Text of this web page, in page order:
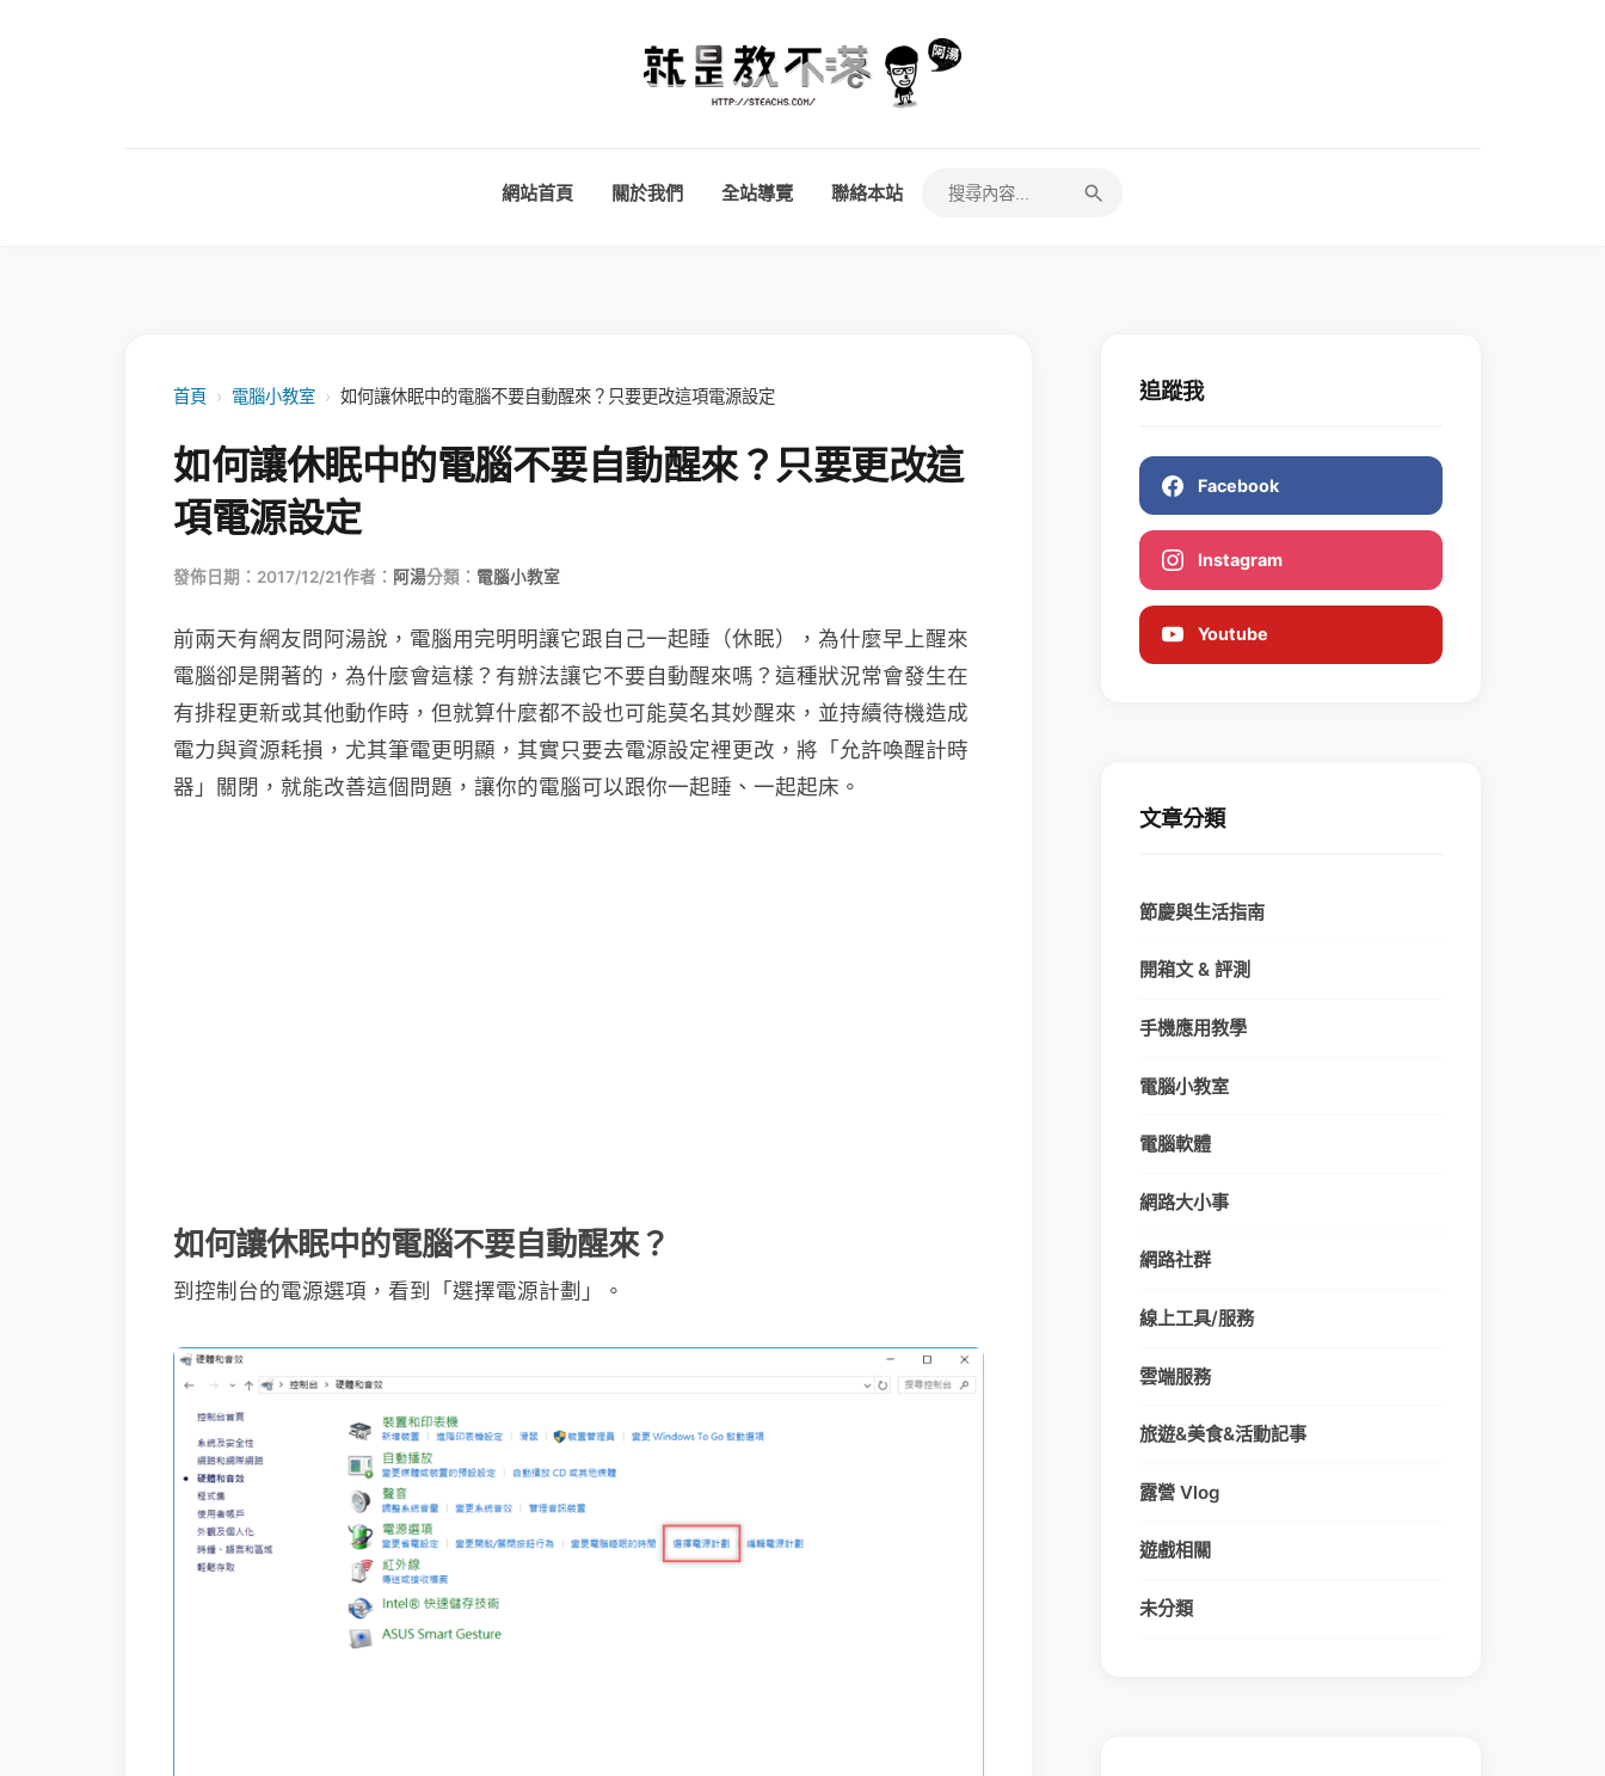
網站首頁 關於我們 全站導覽 聯絡本站
首頁 › 電腦小教室 › 如何讓休眠中的電腦不要自動醒來？只要更改這項電源設定
如何讓休眠中的電腦不要自動醒來？只要更改這
項電源設定
發佈日期：2017/12/21作者： 阿湯分類： 電腦小教室
前兩天有網友問阿湯說，電腦用完明明讓它跟自己一起睡（休眠），為什麼早上醒來
電腦卻是開著的，為什麼會這樣？有辦法讓它不要自動醒來嗎？這種狀況常會發生在
有排程更新或其他動作時，但就算什麼都不設也可能莫名其妙醒來，並持續待機造成
電力與資源耗損，尤其筆電更明顯，其實只要去電源設定裡更改，將「允許喚醒計時
器」關閉，就能改善這個問題，讓你的電腦可以跟你一起睡、一起起床。
如何讓休眠中的電腦不要自動醒來？
到控制台的電源選項，看到「選擇電源計劃」。
追蹤我
Facebook
Instagram
Youtube
文章分類
節慶與生活指南
開箱文 & 評測
手機應用教學
電腦小教室
電腦軟體
網路大小事
網路社群
線上工具/服務
雲端服務
旅遊&美食&活動記事
露營 Vlog
遊戲相關
未分類